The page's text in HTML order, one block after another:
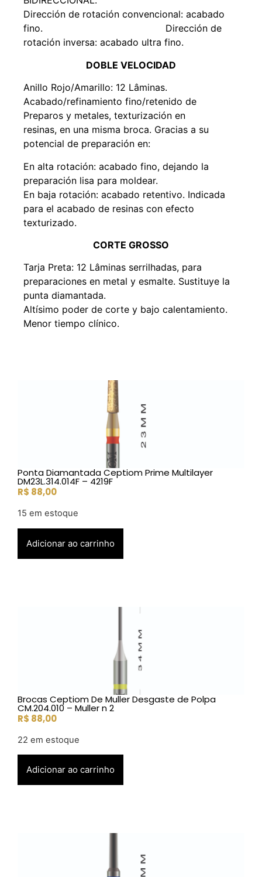
Dirección de rotación convencional: acabado
fino. Dirección de
rotación inversa: acabado ultra fino.
DOBLE VELOCIDAD
Anillo Rojo/Amarillo: 12 Lâminas.
Acabado/refinamiento fino/retenido de
Preparos y metales, texturización en
resinas, en una misma broca. Gracias a su
potencial de preparación en:
En alta rotación: acabado fino, dejando la
preparación lisa para moldear.
En baja rotación: acabado retentivo. Indicada
para el acabado de resinas con efecto
texturizado.
CORTE GROSSO
Tarja Preta: 12 Lâminas serrilhadas, para
preparaciones en metal y esmalte. Sustituye la
punta diamantada.
Altísimo poder de corte y bajo calentamiento.
Menor tiempo clínico.
Ponta Diamantada Ceptiom Prime Multilayer
DM23L.314.014F – 4219F
R$ 88,00
15 em estoque
Adicionar ao carrinho
Brocas Ceptiom De Muller Desgaste de Polpa
CM.204.010 – Muller n 2
R$ 88,00
22 em estoque
Adicionar ao carrinho